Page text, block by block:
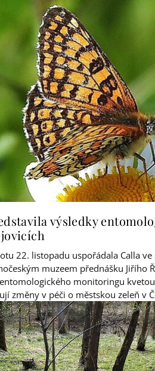
výsledky
22. listopadu uspořádala Calla
muzeem přednášku Jiřího
monitoringu
změny v péči o městskou zeleň v